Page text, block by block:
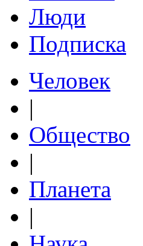
Люди
Подписка
Человек
|
Общество
|
Планета
|